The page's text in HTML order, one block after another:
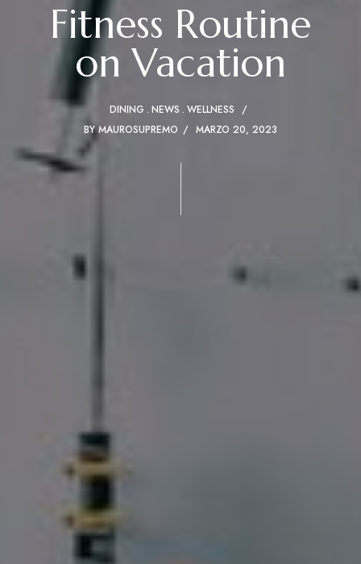
Fitness Routine
on Vacation
DINING NEWS WELLNESS
BYMAUROSUPREMO MARZO 20, 2023